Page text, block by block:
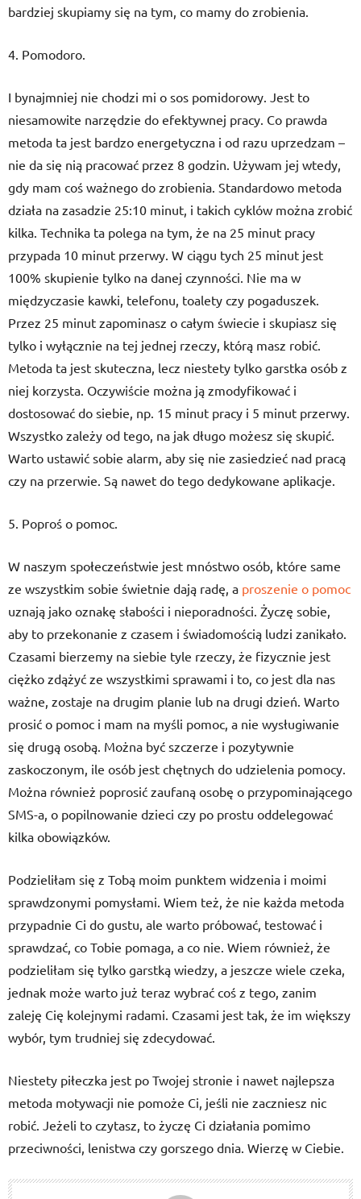
bardziej skupiamy się na tym, co mamy do zrobienia.
4. Pomodoro.
I bynajmniej nie chodzi mi o sos pomidorowy. Jest to
niesamowite narzędzie do efektywnej pracy. Co prawda
metoda ta jest bardzo energetyczna i od razu uprzedzam –
nie da się nią pracować przez 8 godzin. Używam jej wtedy,
gdy mam coś ważnego do zrobienia. Standardowo metoda
działa na zasadzie 25:10 minut, i takich cyklów można zrobić
kilka. Technika ta polega na tym, że na 25 minut pracy
przypada 10 minut przerwy. W ciągu tych 25 minut jest
100% skupienie tylko na danej czynności. Nie ma w
międzyczasie kawki, telefonu, toalety czy pogaduszek.
Przez 25 minut zapominasz o całym świecie i skupiasz się
tylko i wyłącznie na tej jednej rzeczy, którą masz robić.
Metoda ta jest skuteczna, lecz niestety tylko garstka osób z
niej korzysta. Oczywiście można ją zmodyfikować i
dostosować do siebie, np. 15 minut pracy i 5 minut przerwy.
Wszystko zależy od tego, na jak długo możesz się skupić.
Warto ustawić sobie alarm, aby się nie zasiedzieć nad pracą
czy na przerwie. Są nawet do tego dedykowane aplikacje.
5. Poproś o pomoc.
W naszym społeczeństwie jest mnóstwo osób, które same
ze wszystkim sobie świetnie dają radę, a proszenie o pomoc
uznają jako oznakę słabości i nieporadności. Życzę sobie,
aby to przekonanie z czasem i świadomością ludzi zanikało.
Czasami bierzemy na siebie tyle rzeczy, że fizycznie jest
ciężko zdążyć ze wszystkimi sprawami i to, co jest dla nas
ważne, zostaje na drugim planie lub na drugi dzień. Warto
prosić o pomoc i mam na myśli pomoc, a nie wysługiwanie
się drugą osobą. Można być szczerze i pozytywnie
zaskoczonym, ile osób jest chętnych do udzielenia pomocy.
Można również poprosić zaufaną osobę o przypominającego
SMS-a, o popilnowanie dzieci czy po prostu oddelegować
kilka obowiązków.
Podzieliłam się z Tobą moim punktem widzenia i moimi
sprawdzonymi pomysłami. Wiem też, że nie każda metoda
przypadnie Ci do gustu, ale warto próbować, testować i
sprawdzać, co Tobie pomaga, a co nie. Wiem również, że
podzieliłam się tylko garstką wiedzy, a jeszcze wiele czeka,
jednak może warto już teraz wybrać coś z tego, zanim
zaleję Cię kolejnymi radami. Czasami jest tak, że im większy
wybór, tym trudniej się zdecydować.
Niestety piłeczka jest po Twojej stronie i nawet najlepsza
metoda motywacji nie pomoże Ci, jeśli nie zaczniesz nic
robić. Jeżeli to czytasz, to życzę Ci działania pomimo
przeciwności, lenistwa czy gorszego dnia. Wierzę w Ciebie.